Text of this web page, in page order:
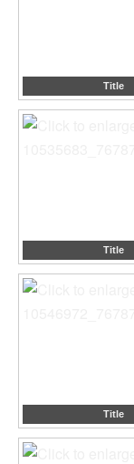
Title
Title
Title